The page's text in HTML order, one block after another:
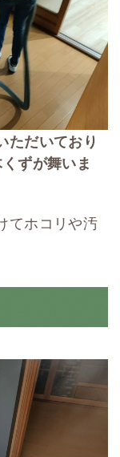
ただいており
ずが舞いま
てホコリや汚